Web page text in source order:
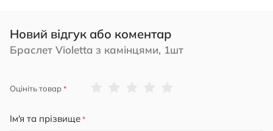
Новий відгук або коментар
Браслет Violetta з камінцями, 1шт
Оцініть товар
Ім'я та прізвище